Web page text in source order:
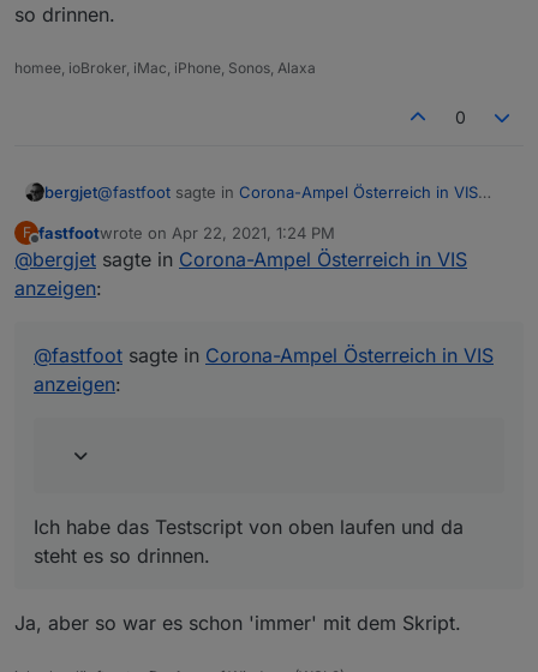
so drinnen.
homee, ioBroker, iMac, iPhone, Sonos, Alaxa
0
bergjet@fastfoot sagte in Corona-Ampel Österreich in VIS
Das hattest Du aber nicht geschrieben bisher und
Ich habe das Testscript von oben laufen und da steht
F
Offline
fastfootwrote on Apr 22, 2021, 1:24 PM
last edited by
@bergjet sagte in Corona-Ampel Österreich in VIS
anzeigen:
@fastfoot sagte in Corona-Ampel Österreich in VIS
anzeigen:
Ich habe das Testscript von oben laufen und da
steht es so drinnen.
Ja, aber so war es schon 'immer' mit dem Skript.